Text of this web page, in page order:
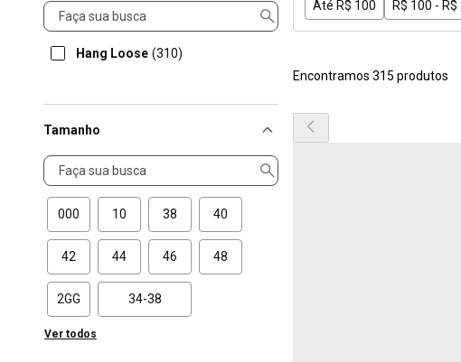
Marca
Hang Loose (310)
Tamanho
Tamanho
000 10 38 40
42 44 46 48
2GG 34-38
Ver todos
Até R$ 100
R$ 100 - R$
Encontramos 315 produtos